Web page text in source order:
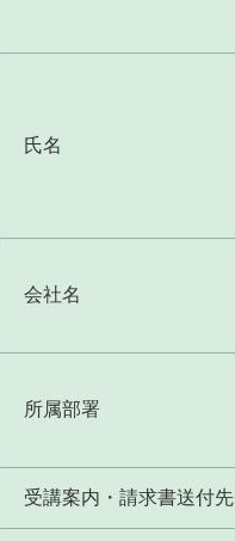
氏名
会社名
所属部署
受講案内・請求書送付先